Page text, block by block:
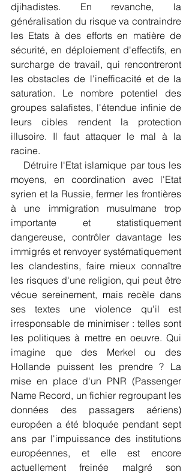
djihadistes. En revanche, la
généralisation du risque va contraindre
les Etats à des efforts en matière de
sécurité, en déploiement d'effectifs, en
surcharge de travail, qui rencontreront
les obstacles de l'inefficacité et de la
saturation. Le nombre potentiel des
groupes salafistes, l'étendue infinie de
leurs cibles rendent la protection
illusoire. Il faut attaquer le mal à la
racine.
moyens, en coordination avec l'Etat
syrien et la Russie, fermer les frontières
à une immigration musulmane trop
importante et statistiquement
dangereuse, contrôler davantage les
immigrés et renvoyer systématiquement
les clandestins, faire mieux connaître
les risques d'une religion, qui peut être
vécue sereinement, mais recèle dans
ses textes une violence qu'il est
irresponsable de minimiser : telles sont
les politiques à mettre en oeuvre. Qui
imagine que des Merkel ou des
Hollande puissent les prendre ? La
mise en place d'un PNR (Passenger
Name Record, un fichier regroupant les
données des passagers aériens)
européen a été bloquée pendant sept
ans par l'impuissance des institutions
européennes, et elle est encore
actuellement freinée malgré son